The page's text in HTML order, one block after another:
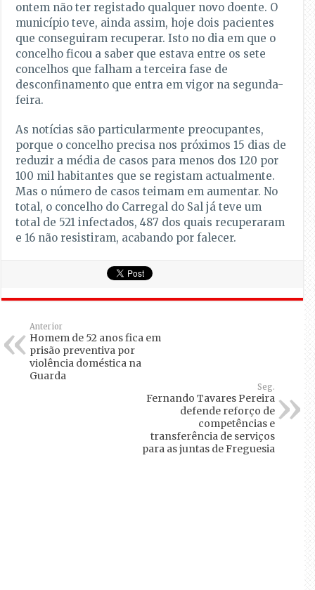
ontem não ter registado qualquer novo doente. O
município teve, ainda assim, hoje dois pacientes
que conseguiram recuperar. Isto no dia em que o
concelho ficou a saber que estava entre os sete
concelhos que falham a terceira fase de
desconfinamento que entra em vigor na segunda-
feira.
As notícias são particularmente preocupantes,
porque o concelho precisa nos próximos 15 dias de
reduzir a média de casos para menos dos 120 por
100 mil habitantes que se registam actualmente.
Mas o número de casos teimam em aumentar. No
total, o concelho do Carregal do Sal já teve um
total de 521 infectados, 487 dos quais recuperaram
e 16 não resistiram, acabando por falecer.
Anterior
Homem de 52 anos fica em
prisão preventiva por
violência doméstica na
Guarda
Seg.
Fernando Tavares Pereira
defende reforço de
competências e
transferência de serviços
para as juntas de Freguesia